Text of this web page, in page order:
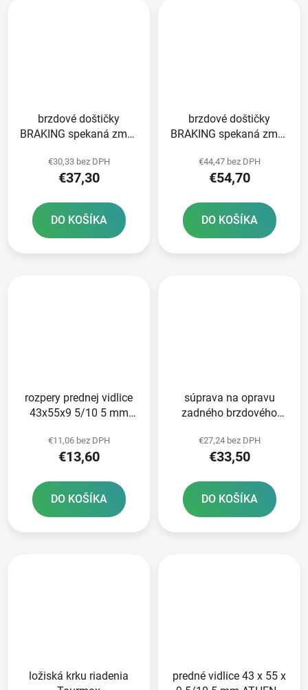
brzdové doštičky
BRAKING spekaná zmes
€30,33 bez DPH
€37,30
DO KOŠÍKA
brzdové doštičky
BRAKING spekaná zmes
€44,47 bez DPH
€54,70
DO KOŠÍKA
rozpery prednej vidlice
43x55x9 5/10 5 mm
€11,06 bez DPH
€13,60
DO KOŠÍKA
súprava na opravu
zadného brzdového
€27,24 bez DPH
€33,50
DO KOŠÍKA
ložiská krku riadenia
predné vidlice 43 x 55 x